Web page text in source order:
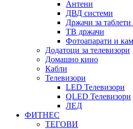
Антени
ДВД системи
Држачи за
ТВ држачи
Фотоапарати и
Додатоци за телевизори
Домашно кино
Кабли
Телевизори
LED Телевизори
QLED Телевизори
ЛЕД
ФИТНЕС
ТЕГОВИ